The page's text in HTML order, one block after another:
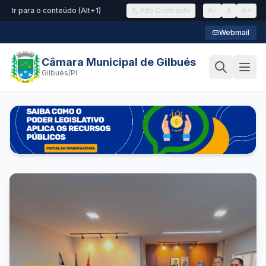
Ir para o conteúdo (Alt+1) Alto Contraste A- A A+
Webmail
Câmara Municipal de Gilbués
Gilbués/PI